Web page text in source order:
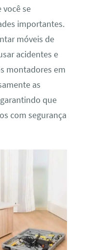
se
importantes.
móveis de
acidentes e
montadores em
as
que
com segurança